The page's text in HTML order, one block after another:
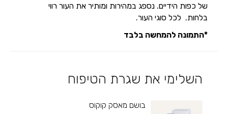
של כפות הידיים. נספג במהירות ומותיר את העור רווי
בלחות. לכל סוגי העור.
*התמונה להמחשה בלבד
השלימי את שגרת הטיפוח
בושם מאסק קוקוס